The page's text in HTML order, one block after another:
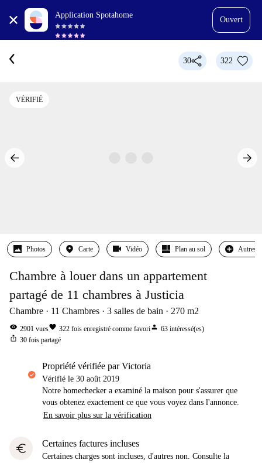
Application Spotahome
Ouvert
30 322
VÉRIFIÉ
Photos Carte Vidéo Plan au sol Autres
Chambre à louer dans un appartement
partagé de 11 chambres à Justicia
Chambre 11 Chambres 3 salles de bain 270 m2
visibility 2901 vuesfavorite 322 fois enregistré comme favoriperson 63 intéressé(es)
ios_share 30 fois partagé
propriété vérifiée par Victoria
Vérifié le 30 août 2019
Notre homechecker a examiné la maison pour s'assurer que
vous obtenez exactement ce que vous voyez dans l'annonce.
En savoir plus sur la vérification
euro Certaines factures incluses
Certaines charges sont incluses, d'autres non. Consulte la